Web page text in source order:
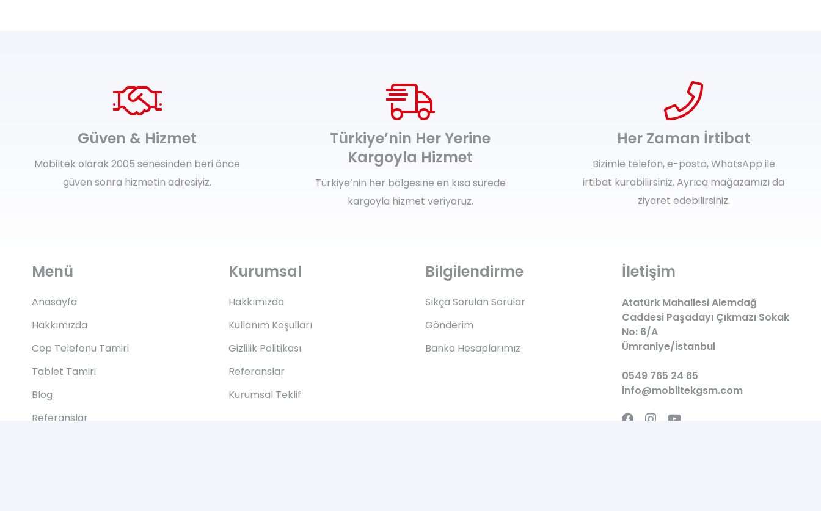
Güven & Hizmet
Mobiltek olarak 2005 senesinden beri önce
güven sonra hizmetin adresiyiz.
Türkiye’nin Her Yerine
Kargoyla Hizmet
Türkiye’nin her bölgesine en kısa sürede
kargoyla hizmet veriyoruz.
Her Zaman İrtibat
Bizimle telefon, e-posta, WhatsApp ile
irtibat kurabilirsiniz. Ayrıca mağazamızı da
ziyaret edebilirsiniz.
Menü
Anasayfa
Hakkımızda
Cep Telefonu Tamiri
Tablet Tamiri
Blog
Referanslar
Kurumsal
Hakkımızda
Kullanım Koşulları
Gizlilik Politikası
Referanslar
Kurumsal Teklif
Bilgilendirme
Sıkça Sorulan Sorular
Gönderim
Banka Hesaplarımız
İletişim
Atatürk Mahallesi Alemdağ
Caddesi Paşadayı Çıkmazı Sokak
No: 6/A
Ümraniye/İstanbul
0549 765 24 65
info@mobiltekgsm.com